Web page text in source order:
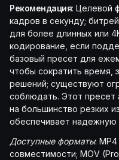
Рекомендация: Целевой
кадров в секунду;
для более длинных или
кодирование, если
базовый пресет для
чтобы сократить время,
решений; существуют
соблюдать. Этот пресет
на большинство резких
обеспечивает надежную
Доступные форматы:
совместимости; MOV